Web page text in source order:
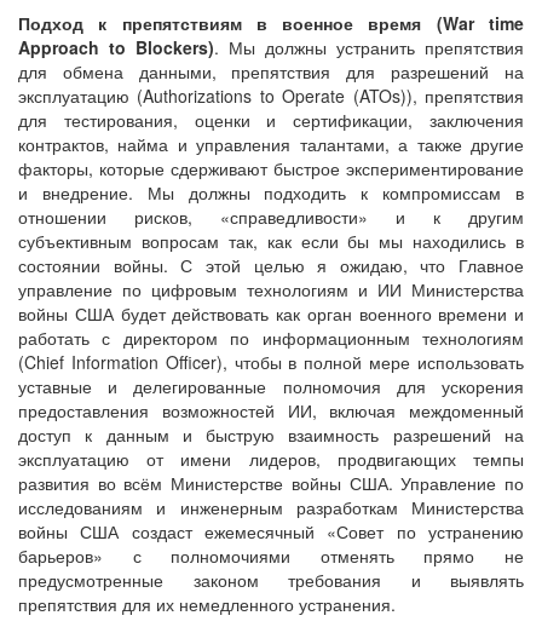
Подход к препятствиям в военное время (War
time
Approach to Blockers). Мы должны устранить препятствия
для обмена данными, препятствия для разрешений на
эксплуатацию (Authorizations to Operate (ATOs)), препятствия
для тестирования, оценки и сертификации, заключения
контрактов, найма и управления талантами, а также другие
факторы, которые сдерживают быстрое экспериментирование
и внедрение. Мы должны подходить к компромиссам в
отношении рисков, «справедливости» и к другим
субъективным вопросам так, как если бы мы находились в
состоянии войны. С этой целью я ожидаю, что Главное
управление по цифровым технологиям и ИИ Министерства
войны США будет действовать как орган военного времени и
работать с директором по информационным технологиям
(Chief Information Officer), чтобы в полной мере использовать
уставные и делегированные полномочия для ускорения
предоставления возможностей ИИ, включая междоменный
доступ к данным и быструю взаимность разрешений на
эксплуатацию от имени лидеров, продвигающих темпы
развития во всём Министерстве войны США. Управление по
исследованиям и инженерным разработкам Министерства
войны США создаст ежемесячный «Совет по устранению
барьеров» с полномочиями отменять прямо не
предусмотренные законом требования и выявлять
препятствия для их немедленного устранения.